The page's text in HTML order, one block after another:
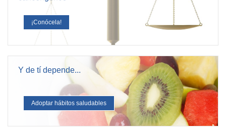
¡Conócela!
Y de tí depende...
Adoptar hábitos saludables